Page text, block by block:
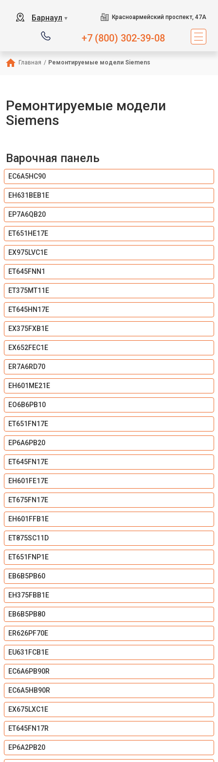
Барнаул ▼ Красноармейский проспект, 47А
+7 (800) 302-39-08
Главная / Ремонтируемые модели Siemens
Ремонтируемые модели
Siemens
Варочная панель
EC6A5HC90
EH631BEB1E
EP7A6QB20
ET651HE17E
EX975LVC1E
ET645FNN1
ET375MT11E
ET645HN17E
EX375FXB1E
EX652FEC1E
ER7A6RD70
EH601ME21E
EO6B6PB10
ET651FN17E
EP6A6PB20
ET645FN17E
EH601FE17E
ET675FN17E
EH601FFB1E
ET875SC11D
ET651FNP1E
EB6B5PB60
EH375FBB1E
EB6B5PB80
ER626PF70E
EU631FCB1E
EC6A6PB90R
EC6A5HB90R
EX675LXC1E
ET645FN17R
EP6A2PB20